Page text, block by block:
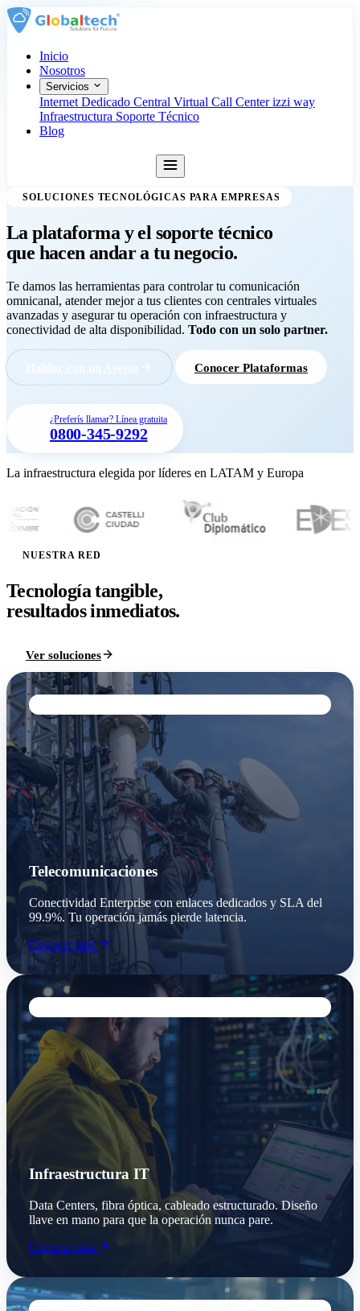
Inicio
Nosotros
Servicios
Internet Dedicado Central Virtual Call Centerizzi way
Infraestructura Soporte Técnico
Blog
SOLUCIONES TECNOLÓGICAS PARA EMPRESAS
La plataforma y el soporte técnico
que hacen andar atu negocio.
Te damos las herramientas para controlar tu comunicación
omnicanal, atender mejor a tus clientes con centrales virtuales
avanzadas y asegurar tu operación con infraestructura y
conectividad de alta disponibilidad. Todo con un solo partner.
Hablar con un Asesor Conocer Plataformas
¿Preferís llamar? Línea gratuita
0800-345-9292
La infraestructura elegida por líderes en LATAM y Europa
NUESTRA RED
Tecnología tangible,
resultados inmediatos.
Ver soluciones
Telecomunicaciones
Conectividad Enterprise con enlaces dedicados y SLA del
99.9%. Tu operación jamás pierde latencia.
Conocer más
Infraestructura IT
Data Centers, fibra óptica, cableado estructurado. Diseño
llave en mano para que la operación nunca pare.
Conocer más